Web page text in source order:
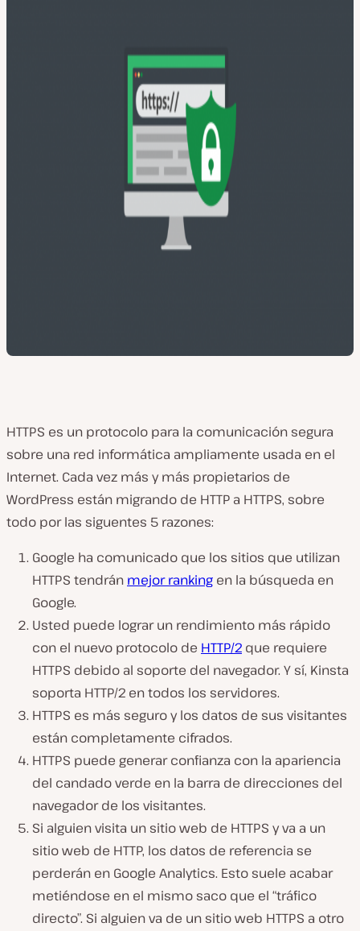
HTTPS es un protocolo para la comunicación segura
sobre una red informática ampliamente usada en el
Internet. Cada vez más y más propietarios de
WordPress están migrando de HTTP a HTTPS, sobre
todo por las siguentes 5 razones:
Google ha comunicado que los sitios que utilizan
HTTPS tendrán mejor ranking en la búsqueda en
Google.
Usted puede lograr un rendimiento más rápido
con el nuevo protocolo de HTTP/2 que requiere
HTTPS debido al soporte del navegador. Y sí, Kinsta
soporta HTTP/2 en todos los servidores.
HTTPS es más seguro y los datos de sus visitantes
están completamente cifrados.
HTTPS puede generar confianza con la apariencia
del candado verde en la barra de direcciones del
navegador de los visitantes.
Si alguien visita un sitio web de HTTPS y va a un
sitio web de HTTP, los datos de referencia se
perderán en Google Analytics. Esto suele acabar
metiéndose en el mismo saco que el “tráfico
directo”. Si alguien va de un sitio web HTTPS a otro